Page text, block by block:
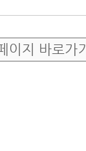
이지 바로가기